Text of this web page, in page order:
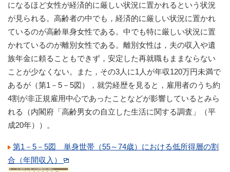
になるほど女性が経済的に厳しい状況に置かれるという状況
が見られる。高齢者の中でも，経済的に厳しい状況に置かれ
ているのが高齢単身女性である。中でも特に厳しい状況に置
かれているのが離別女性である。離別女性は，夫の収入や遺
族年金に頼ることもできず，安定した再就職もままならない
ことが少なくない。また，その3人に1人が年収120万円未満で
あるが（第1－5－5図），就労経歴を見ると，雇用者のうち約
4割が非正規雇用中心であったことなどが影響しているとみら
れる（内閣府「高齢男女の自立した生活に関する調査」（平
成20年））。
第1－5－5図 単身世帯（55～74歳）における低所得層の割
合（年間収入）